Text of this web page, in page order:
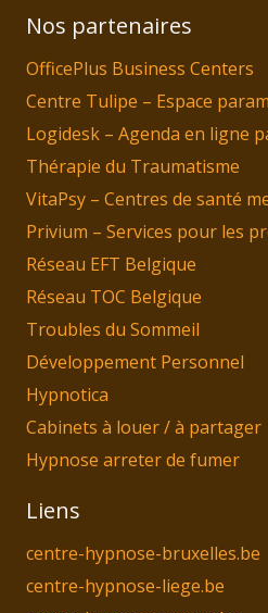
Nos partenaires
OfficePlus Business Centers
Centre Tulipe – Espace
Logidesk – Agenda en ligne
Thérapie du Traumatisme
VitaPsy – Centres de santé
Privium – Services pour les
Réseau EFT Belgique
Réseau TOC Belgique
Troubles du Sommeil
Développement Personnel
Hypnotica
Cabinets à louer / à partager
Hypnose arreter de fumer
Liens
centre-hypnose-bruxelles.be
centre-hypnose-liege.be